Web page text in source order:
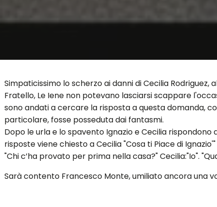
Simpaticissimo lo scherzo ai danni di Cecilia
Fratello, Le Iene non potevano lasciarsi scappare
sono andati a cercare la risposta a questa domanda,
particolare, fosse posseduta dai fantasmi.
Dopo le urla e lo spavento Ignazio e Cecilia
risposte viene chiesto a Cecilia "Cosa ti Piace di
"Chi c’ha provato per prima nella casa?" Cecilia:"Io".
Sarà contento Francesco Monte, umiliato ancora una